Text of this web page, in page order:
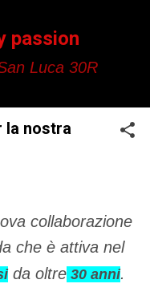
passion
Luca 30R
la nostra
collaborazione
che è attiva nel
da oltre 30 anni.